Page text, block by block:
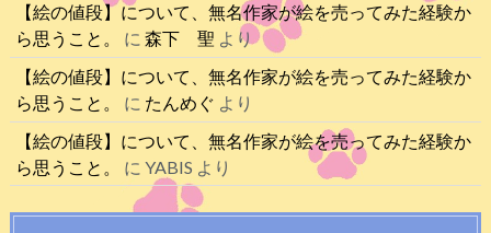
【絵の値段】について、無名作家が絵を売ってみた経験か
ら思うこと。
に 森下 聖 より
【絵の値段】について、無名作家が絵を売ってみた経験か
ら思うこと。
に たんめぐ より
【絵の値段】について、無名作家が絵を売ってみた経験か
ら思うこと。
に YABIS より